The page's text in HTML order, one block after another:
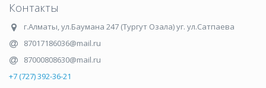
Контакты
г.Алматы,ул.Баумана 247 (Тургут Озала) уг. ул.Сатпаева
87017186036@mail.ru
87000808630@mail.ru
+7 (727) 392-36-21